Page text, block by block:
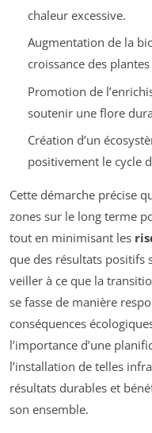
chaleur excessive.
Augmentation de la
croissance des
Promotion de
soutenir une flore
Création d’un
positivement le cycle
Cette démarche précise
zones sur le long terme
tout en minimisant les
que des résultats positifs
veiller à ce que la
se fasse de manière
conséquences
l’importance d’une
l’installation de telles
résultats durables et
son ensemble.